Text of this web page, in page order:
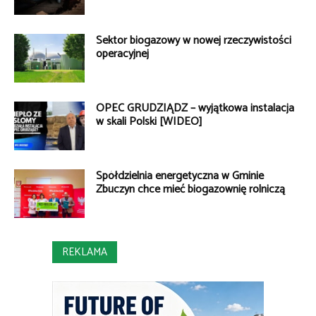
Sektor biogazowy w nowej rzeczywistości
operacyjnej
OPEC GRUDZIĄDZ – wyjątkowa instalacja
w skali Polski [WIDEO]
Spółdzielnia energetyczna w Gminie
Zbuczyn chce mieć biogazownię rolniczą
REKLAMA